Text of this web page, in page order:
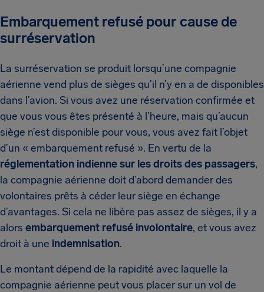
Embarquement refusé pour cause de
surréservation
La surréservation se produit lorsqu’une compagnie
aérienne vend plus de sièges qu’il n’y en a de disponibles
dans l’avion. Si vous avez une réservation confirmée et
que vous vous êtes présenté à l’heure, mais qu’aucun
siège n’est disponible pour vous, vous avez fait l’objet
d’un « embarquement refusé ». En vertu de la
réglementation indienne sur les droits des passagers,
la compagnie aérienne doit d’abord demander des
volontaires prêts à céder leur siège en échange
d’avantages. Si cela ne libère pas assez de sièges, il y a
alors embarquement refusé involontaire, et vous avez
droit à une indemnisation.
Le montant dépend de la rapidité avec laquelle la
compagnie aérienne peut vous placer sur un vol de